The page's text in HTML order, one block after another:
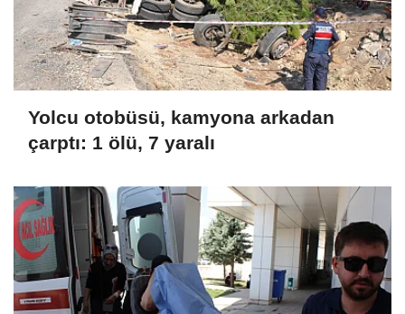
Yolcu otobüsü, kamyona arkadan
çarptı: 1 ölü, 7 yaralı